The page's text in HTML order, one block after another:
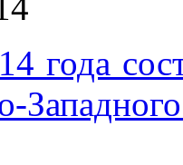
года